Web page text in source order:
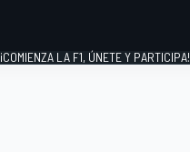
¡COMIENZA LA F1, ÚNETE Y PARTICIPA!